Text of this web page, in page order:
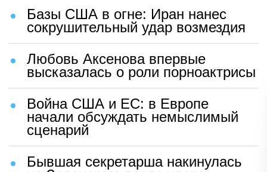
Базы США в огне: Иран нанес
сокрушительный удар возмездия
Любовь Аксенова впервые
высказалась о роли порноактрисы
Война США и ЕС: в Европе
начали обсуждать немыслимый
сценарий
Бывшая секретарша накинулась